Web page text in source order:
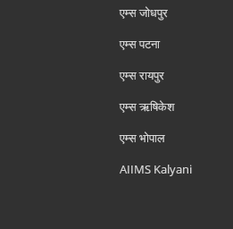
एम्‍स जोधपुर
एम्‍स पटना
एम्‍स रायपुर
एम्‍स ऋषिकेश
एम्‍स भोपाल
AIIMS Kalyani